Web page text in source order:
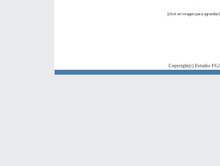
[click en imagen para agrandar]
Copyright(c) Estudio